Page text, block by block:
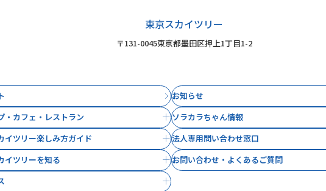
東京スカイツリー
〒131-0045東京都墨田区押上1丁目1-2
・カフェ・レストラン
イツリー楽しみ方ガイド
イツリーを知る
お知らせ
ソラカラちゃん情報
法人専用問い合わせ窓口
お問い合わせ・よくあるご質問